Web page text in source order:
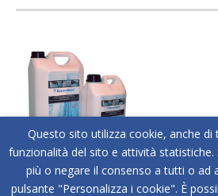
Acquista online Below Zero®
a tutti i tipi di superfici.
Questo sito utilizza cookie, anche di
funzionalità del sito e attività statistiche.
più o negare il consenso a tutti o ad
pulsante "Personalizza i cookie". È